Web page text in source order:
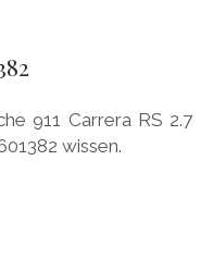
911 Carrera RS 2.7
wissen.